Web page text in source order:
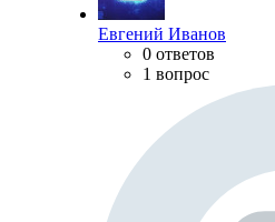
Евгений Иванов
0 ответов
1 вопрос